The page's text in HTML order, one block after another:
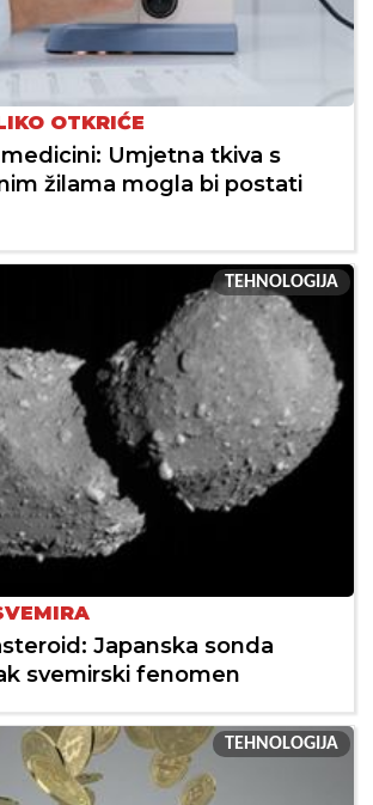
OTKRIĆE
Umjetna tkiva s
žilama mogla bi postati
TEHNOLOGIJA
Japanska sonda
svemirski fenomen
TEHNOLOGIJA